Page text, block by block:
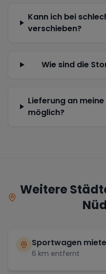
Kann ich bei
verschieben?
Wie sind die
Lieferung an
möglich?
Weitere
Sportwagen
6 km entfernt